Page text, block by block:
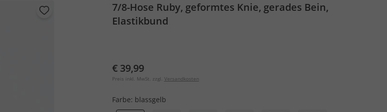
7/8-Hose Ruby, geformtes Knie, gerades Bein,
Elastikbund
€ 39,99
Preis inkl. MwSt. zzgl. Versandkosten
Farbe: blassgelb